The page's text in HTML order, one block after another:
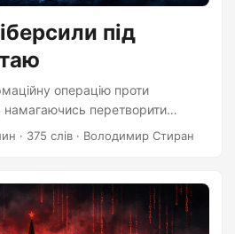
під
операцію проти
намагаючись перетворити
хибні звинувачення.
· 375 слів · Володимир Стиран